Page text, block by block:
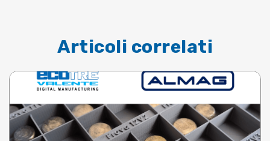
Articoli correlati